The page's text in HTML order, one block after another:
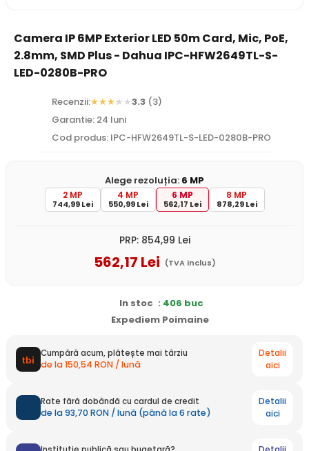
Camera IP 6MP Exterior LED 50m Card, Mic, PoE,
2.8mm, SMD Plus - Dahua IPC-HFW2649TL-S-
LED-0280B-PRO
Recenzii: 3.3(3)
Garantie: 24 luni
Cod produs: IPC-HFW2649TL-S-LED-0280B-PRO
Alege rezoluția: 6 MP
2 MP
744,99 Lei
4 MP
550,99 Lei
6 MP
562,17 Lei
8 MP
878,29 Lei
PRP: 854,99 Lei
562,17 Lei (TVA inclus)
In stoc : 406 buc
Expediem Poimaine
Cumpără acum, plătește mai târziu
de la 150,54 RON / lună
Detalii
aici
Rate fără dobândă cu cardul de credit
de la 93,70 RON / lună (până la 6 rate)
Detalii
aici